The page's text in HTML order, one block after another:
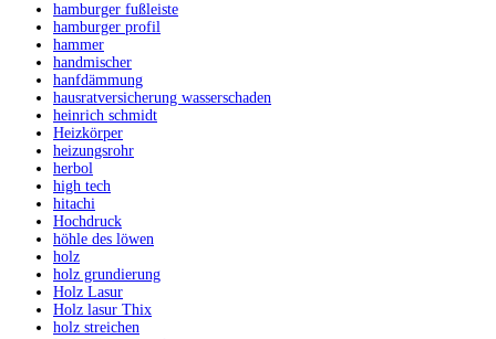
hamburger fußleiste
hamburger profil
hammer
handmischer
hanfdämmung
hausratversicherung wasserschaden
heinrich schmidt
Heizkörper
heizungsrohr
herbol
high tech
hitachi
Hochdruck
höhle des löwen
holz
holz grundierung
Holz Lasur
Holz lasur Thix
holz streichen